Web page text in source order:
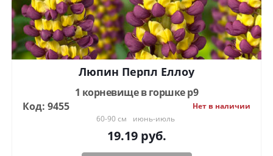
Люпин Перпл Еллоу
1 корневище в горшке р9
Код: 9455
Нет в наличии
60-90 см
июнь-июль
19.19руб.